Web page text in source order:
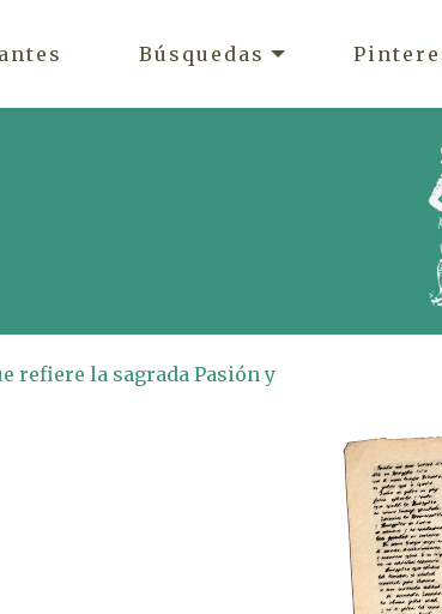
Búsquedas
refiere la sagrada Pasión y